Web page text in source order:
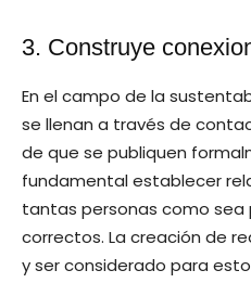
3. Construye
En el campo de la
se llenan a través de
de que se publiquen
fundamental establecer
tantas personas como sea
correctos. La creación de
y ser considerado para